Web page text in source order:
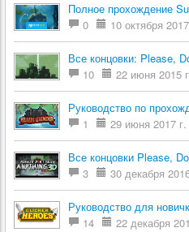
Полное прохождение
0
10 октября
Все концовки: Please,
10
22 июня 2015
Руководство по
1
29 июня 2017 г.
Все концовки Please,
3
30 декабря
Руководство для
14
22 декабря